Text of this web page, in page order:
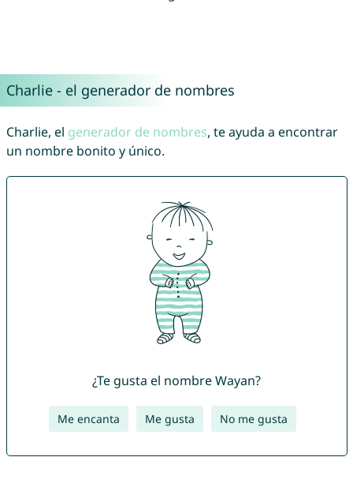
Charlie - el generador de nombres
Charlie, el generador de nombres, te ayuda a encontrar
un nombre bonito y único.
¿Te gusta el nombre Wayan?
Me encanta Me gusta No me gusta